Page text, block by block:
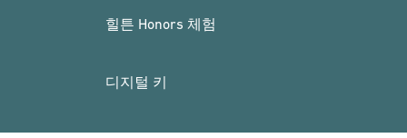
힐튼 Honors 체험
디지털 키